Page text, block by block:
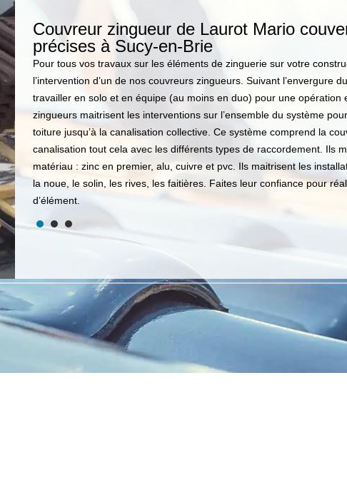
Ils
des
Couvreur zingueur de Laurot Mario
précises à Sucy-en-Brie
Pour tous vos travaux sur les éléments de zinguerie sur votre
l’intervention d’un de nos couvreurs zingueurs. Suivant l’envergure
travailler en solo et en équipe (au moins en duo) pour une opération
zingueurs maitrisent les interventions sur l’ensemble du système
toiture jusqu’à la canalisation collective. Ce système comprend la
canalisation tout cela avec les différents types de raccordement. Ils
matériau : zinc en premier, alu, cuivre et pvc. Ils maitrisent les
la noue, le solin, les rives, les faitières. Faites leur confiance pour
d’élément.